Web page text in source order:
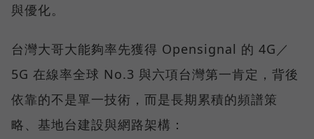
與優化。
台灣大哥大能夠率先獲得 Opensignal 的 4G／
5G 在線率全球 No.3 與六項台灣第一肯定，背後
依靠的不是單一技術，而是長期累積的頻譜策
略、基地台建設與網路架構：